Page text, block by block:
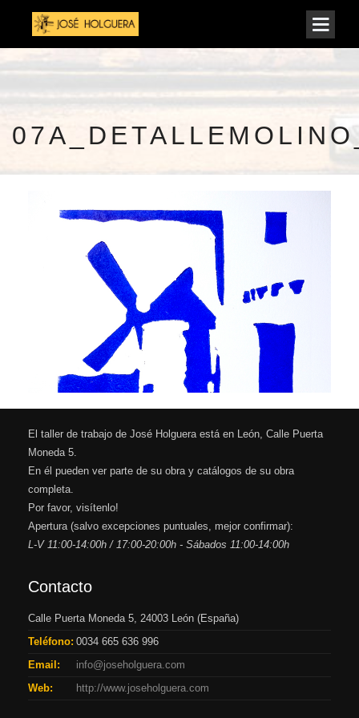
El taller de trabajo de José Holguera está en León, Calle Puerta
Moneda 5.
En él pueden ver parte de su obra y catálogos de su obra
completa.
Por favor, visítenlo!
Apertura (salvo excepciones puntuales, mejor confirmar):
L-V 11:00-14:00h / 17:00-20:00h - Sábados 11:00-14:00h
Contacto
Calle Puerta Moneda 5, 24003 León (España)
Teléfono: 0034 665 636 996
Email:
info@joseholguera.com
Web:
http://www.joseholguera.com